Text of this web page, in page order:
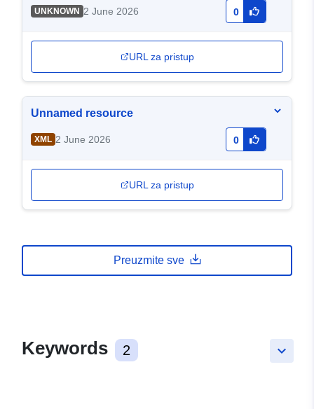
UNKNOWN 2 June 2026 0
URL za pristup
Unnamed resource
XML 2 June 2026 0
URL za pristup
Preuzmite sve
keyboard_arrow_down
Keywords 2